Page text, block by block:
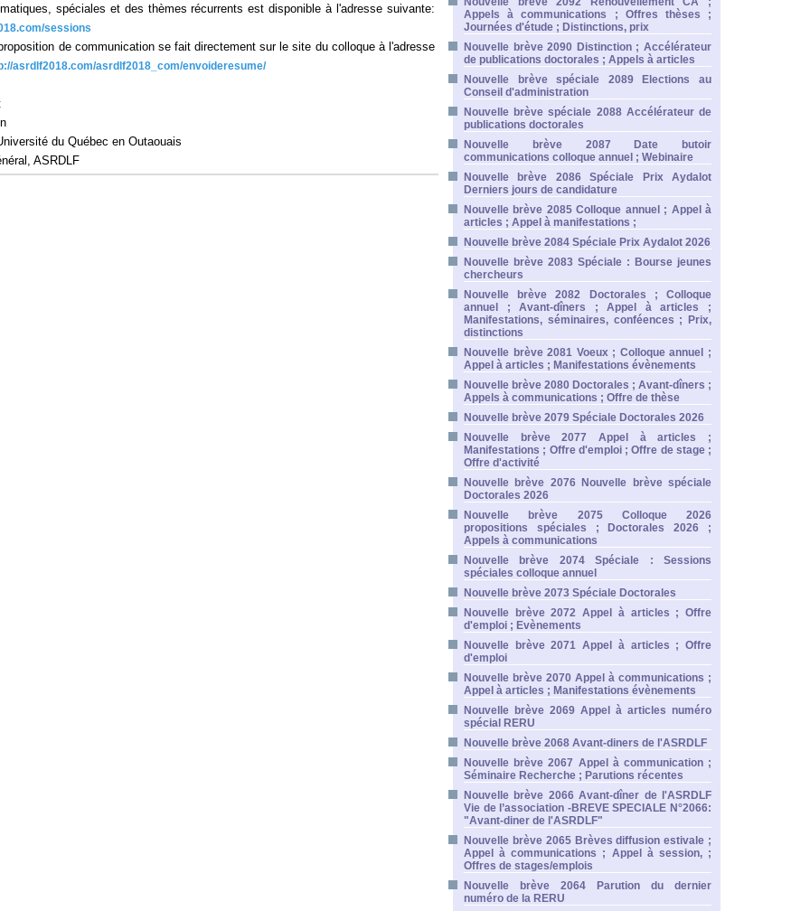
spéciales et des thèmes récurrents est disponible à l'adresse suivante:
sessions
de communication se fait directement sur le site du colloque à l'adresse
asrdlf2018.com/asrdlf2018_com/envoideresume/
du Québec en Outaouais
ASRDLF
Appels à communications ; Offres thèses ;
Journées d'étude ; Distinctions, prix
Nouvelle brève 2090 Distinction ; Accélérateur
de publications doctorales ; Appels à articles
Nouvelle brève spéciale 2089 Elections au
Conseil d'administration
Nouvelle brève spéciale 2088 Accélérateur de
publications doctorales
Nouvelle brève 2087 Date butoir
communications colloque annuel ; Webinaire
Nouvelle brève 2086 Spéciale Prix Aydalot
Derniers jours de candidature
Nouvelle brève 2085 Colloque annuel ; Appel à
articles ; Appel à manifestations ;
Nouvelle brève 2084 Spéciale Prix Aydalot 2026
Nouvelle brève 2083 Spéciale : Bourse jeunes
chercheurs
Nouvelle brève 2082 Doctorales ; Colloque
annuel ; Avant-dîners ; Appel à articles ;
Manifestations, séminaires, conféences ; Prix,
distinctions
Nouvelle brève 2081 Voeux ; Colloque annuel ;
Appel à articles ; Manifestations évènements
Nouvelle brève 2080 Doctorales ; Avant-dîners ;
Appels à communications ; Offre de thèse
Nouvelle brève 2079 Spéciale Doctorales 2026
Nouvelle brève 2077 Appel à articles ;
Manifestations ; Offre d'emploi ; Offre de stage ;
Offre d'activité
Nouvelle brève 2076 Nouvelle brève spéciale
Doctorales 2026
Nouvelle brève 2075 Colloque 2026
propositions spéciales ; Doctorales 2026 ;
Appels à communications
Nouvelle brève 2074 Spéciale : Sessions
spéciales colloque annuel
Nouvelle brève 2073 Spéciale Doctorales
Nouvelle brève 2072 Appel à articles ; Offre
d'emploi ; Evènements
Nouvelle brève 2071 Appel à articles ; Offre
d'emploi
Nouvelle brève 2070 Appel à communications ;
Appel à articles ; Manifestations évènements
Nouvelle brève 2069 Appel à articles numéro
spécial RERU
Nouvelle brève 2068 Avant-diners de l'ASRDLF
Nouvelle brève 2067 Appel à communication ;
Séminaire Recherche ; Parutions récentes
Nouvelle brève 2066 Avant-dîner de l'ASRDLF
Vie de l’association -BREVE SPECIALE N°2066:
"Avant-diner de l'ASRDLF"
Nouvelle brève 2065 Brèves diffusion estivale ;
Appel à communications ; Appel à session, ;
Offres de stages/emplois
Nouvelle brève 2064 Parution du dernier
numéro de la RERU